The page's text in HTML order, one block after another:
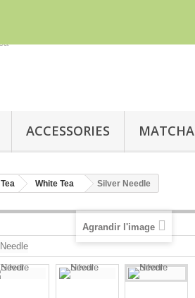
ACCESSORIES MATCHA
Tea White Tea Silver Needle
Agrandir l'image